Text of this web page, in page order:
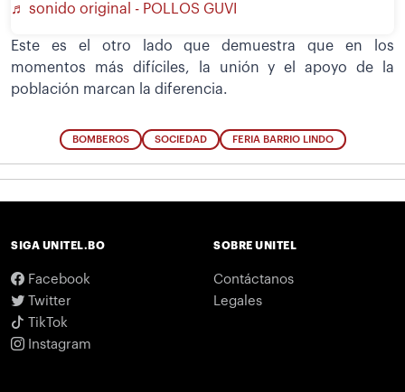
♬ sonido original - POLLOS GUVI
Este es el otro lado que demuestra que en los
momentos más difíciles, la unión y el apoyo de la
población marcan la diferencia.
BOMBEROS SOCIEDAD FERIA BARRIO LINDO
SIGA UNITEL.BO
Facebook
Twitter
TikTok
Instagram
SOBRE UNITEL
Contáctanos
Legales